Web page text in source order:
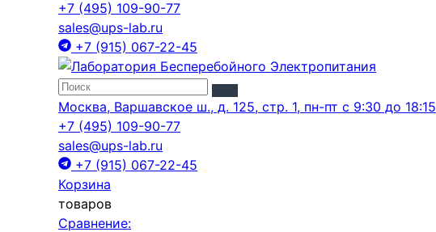
+7 (495) 109-90-77
sales@ups-lab.ru
+7 (915) 067-22-45
Москва, Варшавское ш., д. 125, стр. 1, пн-пт с 9:30 до 18:15
+7 (495) 109-90-77
sales@ups-lab.ru
+7 (915) 067-22-45
Корзина
товаров
Сравнение: